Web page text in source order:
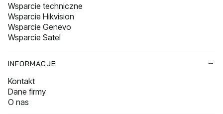
Wsparcie techniczne
Wsparcie Hikvision
Wsparcie Genevo
Wsparcie Satel
INFORMACJE
Kontakt
Dane firmy
O nas